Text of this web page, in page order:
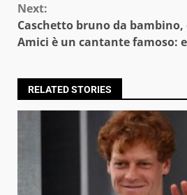
Next:
Caschetto bruno da bambino,
Amici è un cantante famoso:
RELATED STORIES